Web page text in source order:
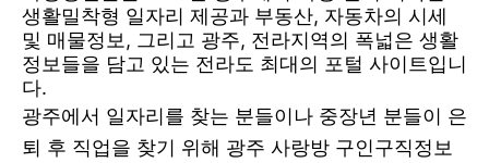
생활밀착형 일자리 제공과 부동산, 자동차의 시세
및 매물정보, 그리고 광주, 전라지역의 폭넓은 생활
정보들을 담고 있는 전라도 최대의 포털 사이트입니
다.
광주에서 일자리를 찾는 분들이나 중장년 분들이 은
퇴 후 직업을 찾기 위해 광주 사랑방 구인구직정보